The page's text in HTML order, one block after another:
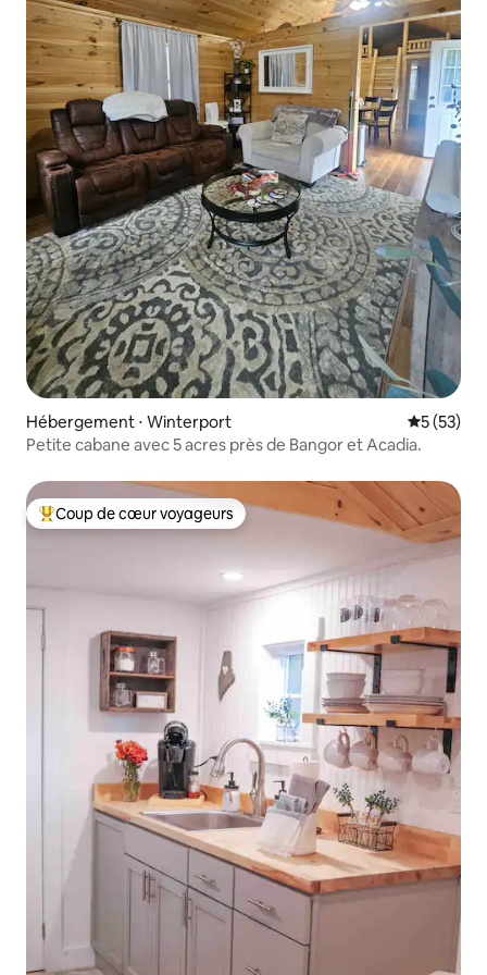
Hébergement ⋅ Winterport
5 (53)
Petite cabane avec 5 acres près de Bangor et Acadia.
Coups de cœur voyageurs les plus appréciés
Coup de cœur voyageurs